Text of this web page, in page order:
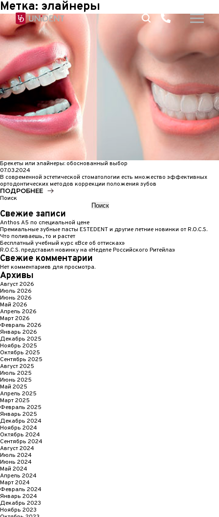
Метка: элайнеры
Брекеты или элайнеры: обоснованный выбор
07.03.2024
В современной эстетической стоматологии есть множество эффективных
ортодонтических методов коррекции положения зубов
ПОДРОБНЕЕ
Поиск
Поиск
Свежие записи
Anthos A5 по специальной цене
Премиальные зубные пасты ESTEDENT и другие летние новинки от R.O.C.S.
Что поливаешь, то и растет
Бесплатный учебный курс «Все об оттисках»
R.O.C.S. представил новинку на «Неделе Российского Ритейла»
Свежие комментарии
Нет комментариев для просмотра.
Архивы
Август 2026
Июль 2026
Июнь 2026
Май 2026
Апрель 2026
Март 2026
Февраль 2026
Январь 2026
Декабрь 2025
Ноябрь 2025
Октябрь 2025
Сентябрь 2025
Август 2025
Июль 2025
Июнь 2025
Май 2025
Апрель 2025
Март 2025
Февраль 2025
Январь 2025
Декабрь 2024
Ноябрь 2024
Октябрь 2024
Сентябрь 2024
Август 2024
Июль 2024
Июнь 2024
Май 2024
Апрель 2024
Март 2024
Февраль 2024
Январь 2024
Декабрь 2023
Ноябрь 2023